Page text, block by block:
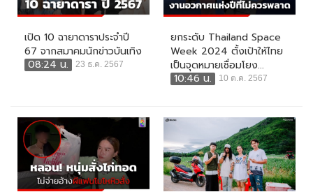
เปิด 10 ฉายาดาราประจำปี
67 จากสมาคมนักข่าวบันเทิง
08:24 น.
23 ธ.ค. 2567
ยกระดับ Thailand Space
Week 2024 ตั้งเป้าให้ไทย
เป็นจุดหมายเชื่อมโยง...
10:46 น.
10 ต.ค. 2567